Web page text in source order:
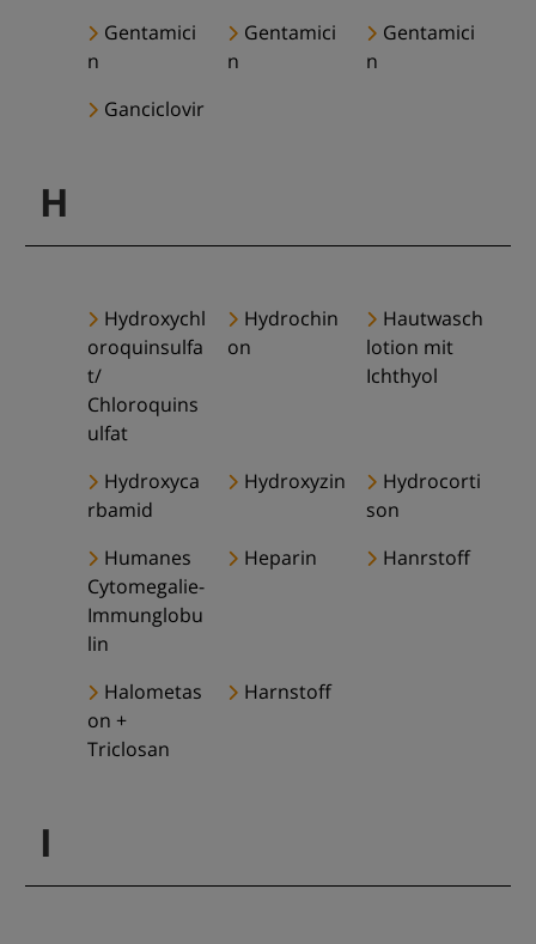
Gentamici
n
Gentamici
n
Gentamici
n
Ganciclovir
H
Hydroxychl
oroquinsulfa
t/
Chloroquins
ulfat
Hydrochin
on
Hautwasch
lotion mit
Ichthyol
Hydroxyca
rbamid
Hydroxyzin
Hydrocorti
son
Humanes
Cytomegalie-
Immunglobu
lin
Heparin Hanrstoff
Halometas
on +
Triclosan
Harnstoff
I